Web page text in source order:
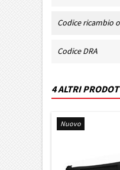
Codice ricambio
Codice DRA
4 ALTRI
Nuovo